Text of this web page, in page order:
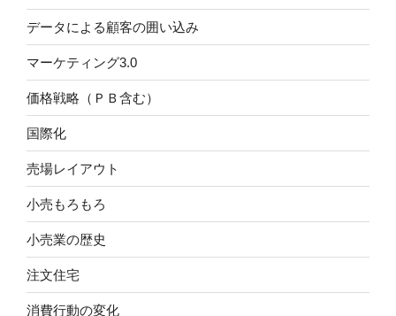
データによる顧客の囲い込み
マーケティング3.0
価格戦略（ＰＢ含む）
国際化
売場レイアウト
小売もろもろ
小売業の歴史
注文住宅
消費行動の変化